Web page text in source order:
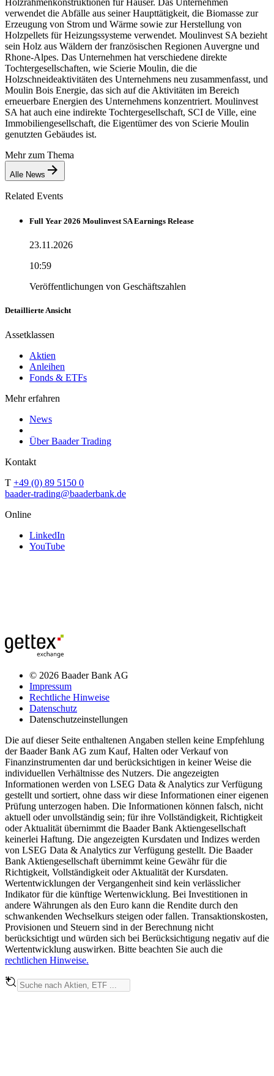
verwendet die Abfälle aus seiner Haupttätigkeit, die Biomasse zur
Erzeugung von Strom und Wärme sowie zur Herstellung von
Holzpellets für Heizungssysteme verwendet. Moulinvest SA bezieht
sein Holz aus Wäldern der französischen Regionen Auvergne und
Rhone-Alpes. Das Unternehmen hat verschiedene direkte
Tochtergesellschaften, wie Scierie Moulin, die die
Holzschneideaktivitäten des Unternehmens neu zusammenfasst, und
Moulin Bois Energie, das sich auf die Aktivitäten im Bereich
erneuerbare Energien des Unternehmens konzentriert. Moulinvest
SA hat auch eine indirekte Tochtergesellschaft, SCI de Ville, eine
Immobiliengesellschaft, die Eigentümer des von Scierie Moulin
genutzten Gebäudes ist.
Mehr zum Thema
Alle News
Related Events
Full Year 2026 Moulinvest SA Earnings Release
23.11.2026
10:59
Veröffentlichungen von Geschäftszahlen
Detaillierte Ansicht
Assetklassen
Aktien
Anleihen
Fonds & ETFs
Mehr erfahren
News
Über Baader Trading
Kontakt
T +49 (0) 89 5150 0
baader-trading@baaderbank.de
Online
LinkedIn
YouTube
© 2026 Baader Bank AG
Impressum
Rechtliche Hinweise
Datenschutz
Datenschutzeinstellungen
Die auf dieser Seite enthaltenen Angaben stellen keine Empfehlung
der Baader Bank AG zum Kauf, Halten oder Verkauf von
Finanzinstrumenten dar und berücksichtigen in keiner Weise die
individuellen Verhältnisse des Nutzers. Die angezeigten
Informationen werden von LSEG Data & Analytics zur Verfügung
gestellt und sortiert, ohne dass wir diese Informationen einer eigenen
Prüfung unterzogen haben. Die Informationen können falsch, nicht
aktuell oder unvollständig sein; für ihre Vollständigkeit, Richtigkeit
oder Aktualität übernimmt die Baader Bank Aktiengesellschaft
keinerlei Haftung. Die angezeigten Kursdaten und Indizes werden
von LSEG Data & Analytics zur Verfügung gestellt. Die Baader
Bank Aktiengesellschaft übernimmt keine Gewähr für die
Richtigkeit, Vollständigkeit oder Aktualität der Kursdaten.
Wertentwicklungen der Vergangenheit sind kein verlässlicher
Indikator für die künftige Wertenwicklung. Bei Investitionen in
andere Währungen als den Euro kann die Rendite durch den
schwankenden Wechselkurs steigen oder fallen. Transaktionskosten,
Provisionen und Steuern sind in der Berechnung nicht
berücksichtigt und würden sich bei Berücksichtigung negativ auf die
Wertentwicklung auswirken. Bitte beachten Sie auch die
rechtlichen Hinweise.